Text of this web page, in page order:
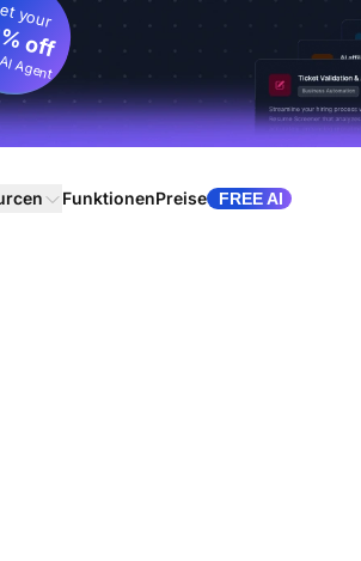
your
off
Agent
FunktionenPreise FREE AI